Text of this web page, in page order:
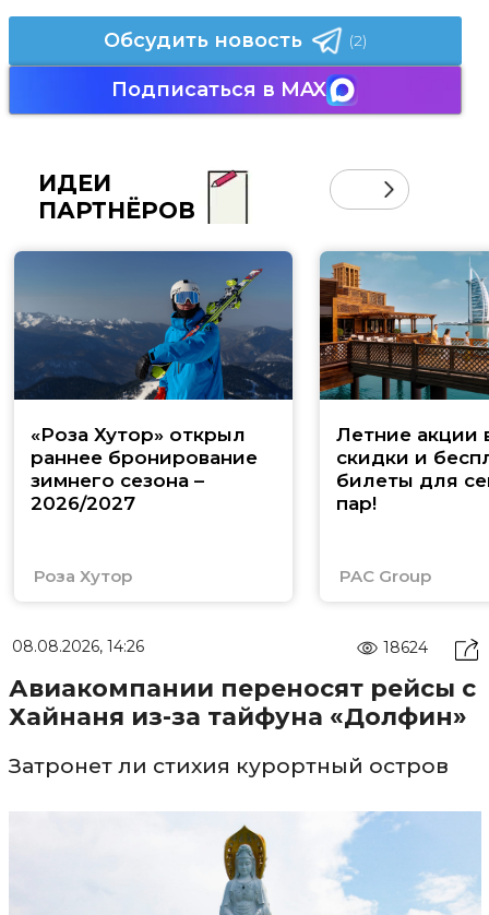
Обсудить новость (2)
Подписаться в MAX
ИДЕИ
ПАРТНЁРОВ
«Роза Хутор» открыл
раннее бронирование
зимнего сезона –
2026/2027
Роза Хутор
Летние акции
скидки и
билеты для
пар!
PAC Group
08.08.2026, 14:26 18624
Авиакомпании переносят рейсы с
Хайнаня из-за тайфуна «Долфин»
Затронет ли стихия курортный остров